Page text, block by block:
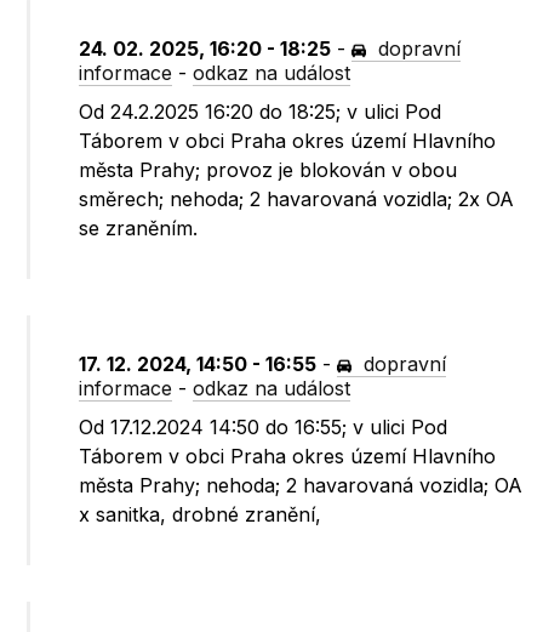
24. 02. 2025, 16:20 - 18:25 -
dopravní
informace -odkaz na událost
Od 24.2.2025 16:20 do 18:25; v ulici Pod
Táborem v obci Praha okres území Hlavního
města Prahy; provoz je blokován v obou
směrech; nehoda; 2 havarovaná vozidla; 2x OA
se zraněním.
17. 12. 2024, 14:50 - 16:55 -
dopravní
informace -odkaz na událost
Od 17.12.2024 14:50 do 16:55; v ulici Pod
Táborem v obci Praha okres území Hlavního
města Prahy; nehoda; 2 havarovaná vozidla; OA
x sanitka, drobné zranění,